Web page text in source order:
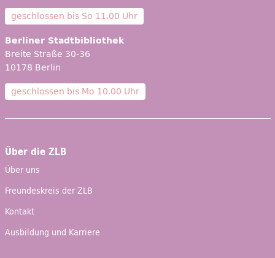
geschlossen bis So 11.00 Uhr
Berliner Stadtbibliothek
Breite Straße 30-36
10178 Berlin
geschlossen bis Mo 10.00 Uhr
Über die ZLB
Über uns
Freundeskreis der ZLB
Kontakt
Ausbildung und Karriere